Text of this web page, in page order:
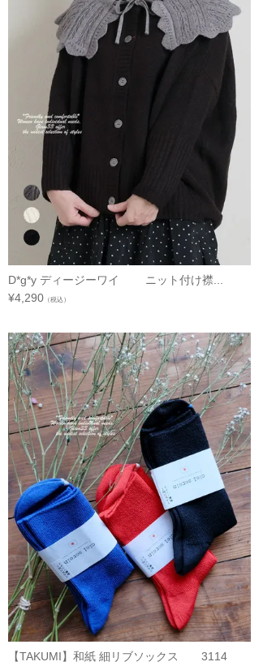
D*g*y ディージーワイ ニット付け襟...
¥4,290 （税込）
【TAKUMI】和紙 細リブソックス 3114